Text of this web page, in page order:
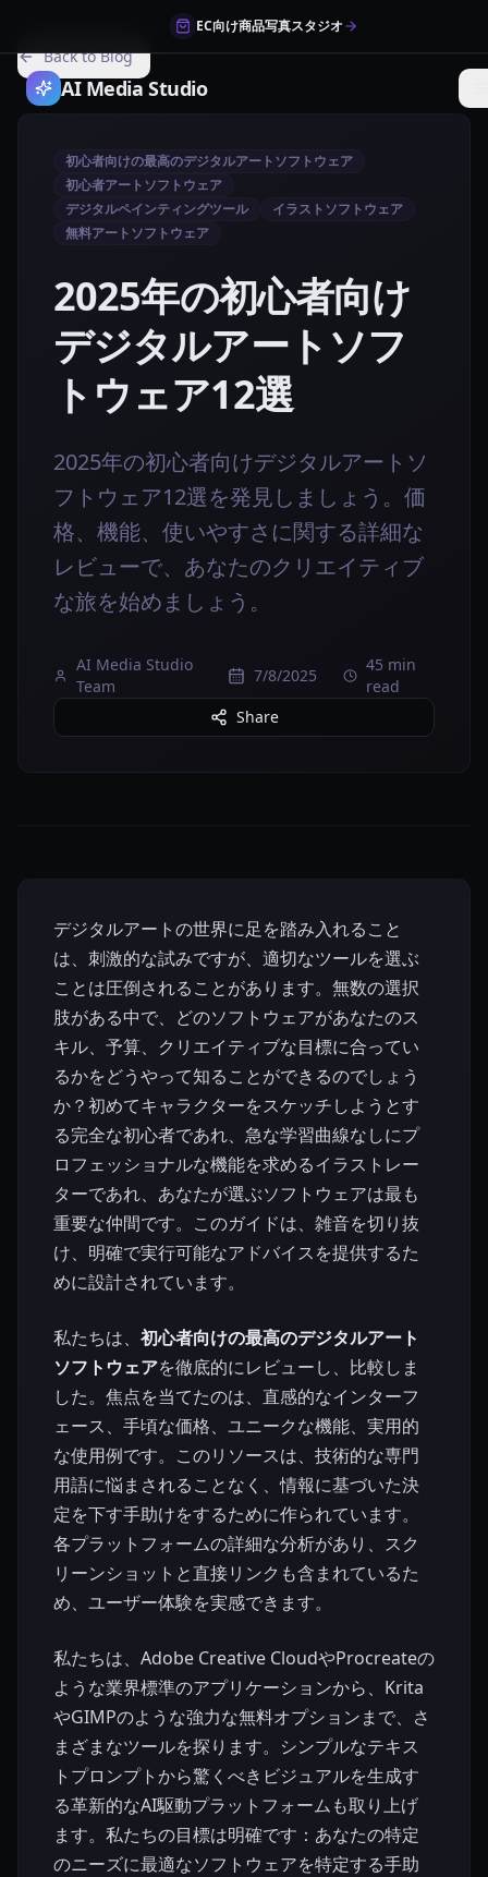
EC向け商品写真スタジオ
AI Media Studio
Back to Blog
初心者向けの最高のデジタルアートソフトウェア
初心者アートソフトウェア
デジタルペインティングツール
イラストソフトウェア
無料アートソフトウェア
2025年の初心者向け
デジタルアートソフ
トウェア12選
2025年の初心者向けデジタルアートソ
フトウェア12選を発見しましょう。価
格、機能、使いやすさに関する詳細な
レビューで、あなたのクリエイティブ
な旅を始めましょう。
AI Media Studio
Team
7/8/2025
45 min
read
Share
デジタルアートの世界に足を踏み入れること
は、刺激的な試みですが、適切なツールを選ぶ
ことは圧倒されることがあります。無数の選択
肢がある中で、どのソフトウェアがあなたのス
キル、予算、クリエイティブな目標に合ってい
るかをどうやって知ることができるのでしょう
か？初めてキャラクターをスケッチしようとす
る完全な初心者であれ、急な学習曲線なしにプ
ロフェッショナルな機能を求めるイラストレー
ターであれ、あなたが選ぶソフトウェアは最も
重要な仲間です。このガイドは、雑音を切り抜
け、明確で実行可能なアドバイスを提供するた
めに設計されています。
私たちは、 初心者向けの最高のデジタルアート
ソフトウェアを徹底的にレビューし、比較しま
した。焦点を当てたのは、直感的なインターフ
ェース、手頃な価格、ユニークな機能、実用的
な使用例です。このリソースは、技術的な専門
用語に悩まされることなく、情報に基づいた決
定を下す手助けをするために作られています。
各プラットフォームの詳細な分析があり、スク
リーンショットと直接リンクも含まれているた
め、ユーザー体験を実感できます。
私たちは、Adobe Creative CloudやProcreateの
ような業界標準のアプリケーションから、Krita
やGIMPのような強力な無料オプションまで、さ
まざまなツールを探ります。シンプルなテキス
トプロンプトから驚くべきビジュアルを生成す
る革新的なAI駆動プラットフォームも取り上げ
ます。私たちの目標は明確です：あなたの特定
のニーズに最適なソフトウェアを特定する手助